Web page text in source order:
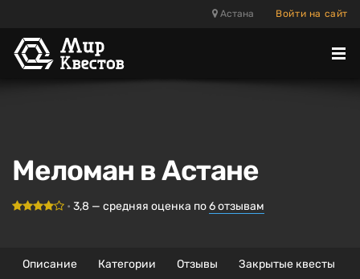
Астана Войти на сайт
Меломан в Астане
• 3,8 — средняя оценка по6отзывам
Описание Категории Отзывы Закрытые квесты